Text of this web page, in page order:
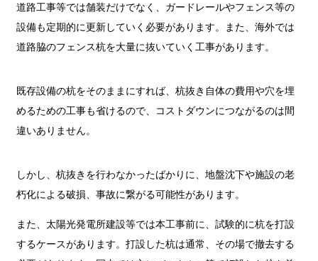
道路工事等では舗装だけでなく、ガードレールやフェンス等の
設備も定期的に更新していく必要があります。また、海外では
道路脇のフェンス杭を大量に抜いていく工事があります。
既存設備の杭をそのままにすれば、杭抜き自体の費用や穴を埋
めるための工事も省けるので、コストダウンにつながるのは間
違いありません。
しかし、杭抜きを行わなかったばかりに、地盤沈下や施設の老
朽化による破損、事故に繋がる可能性があります。
また、太陽光発電所建設等では本工事前に、試験的に杭を打設
するケースがあります。打設した杭は通常、その場で撤去する